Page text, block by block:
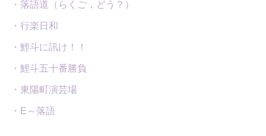
・落語道（らくご，どう？）
・行楽日和
・鯉斗に訊け！！
・鯉斗五十番勝負
・東陽町演芸場
・E～落語